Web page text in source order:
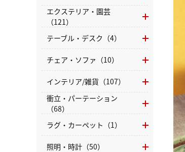
エクステリア・園芸
（121）
テーブル・デスク（4）
チェア・ソファ（10）
インテリア/雑貨（107）
衝立・パーテーション
（68）
ラグ・カーペット（1）
照明・時計（50）